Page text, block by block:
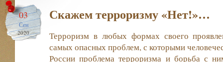
03
Сен
2020
Скажем терроризму «Нет!»…
Терроризм в любых формах своего
самых опасных проблем, с которыми
России проблема терроризма и борьба с